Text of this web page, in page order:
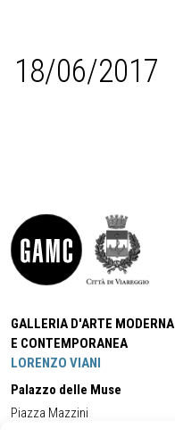
18/06/2017
GALLERIA D'ARTE MODERNA
E CONTEMPORANEA
LORENZO VIANI
Palazzo delle Muse
Piazza Mazzini